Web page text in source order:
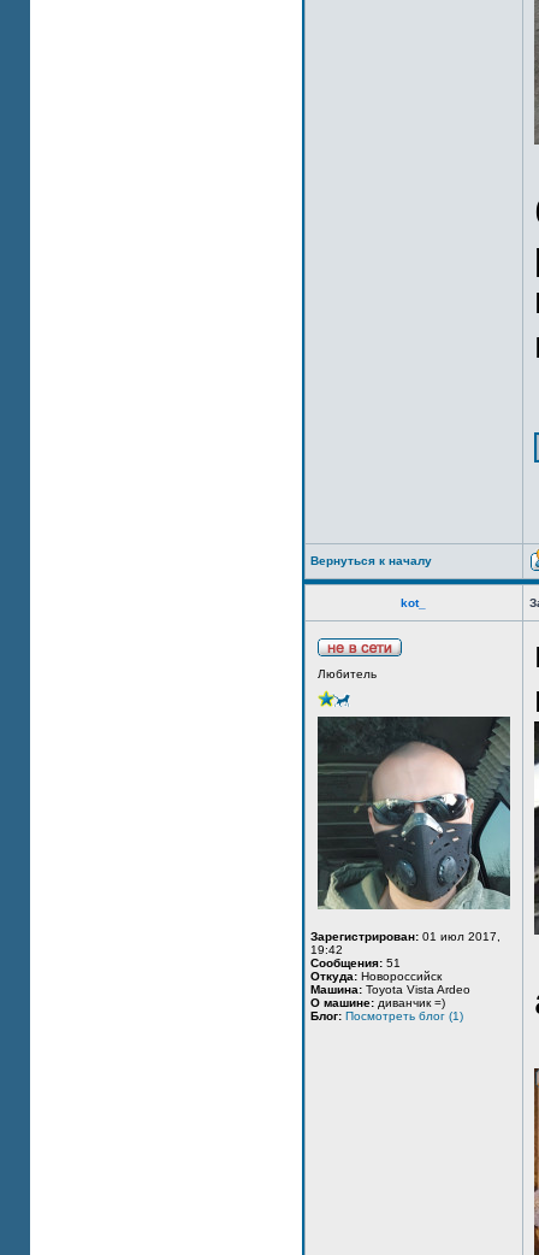
Вернуться к началу
kot_
Любитель
Зарегистрирован: 01 июл 2017,
19:42
Сообщения: 51
Откуда: Новороссийск
Машина: Toyota Vista Ardeo
О машине: диванчик =)
Блог: Посмотреть блог (1)